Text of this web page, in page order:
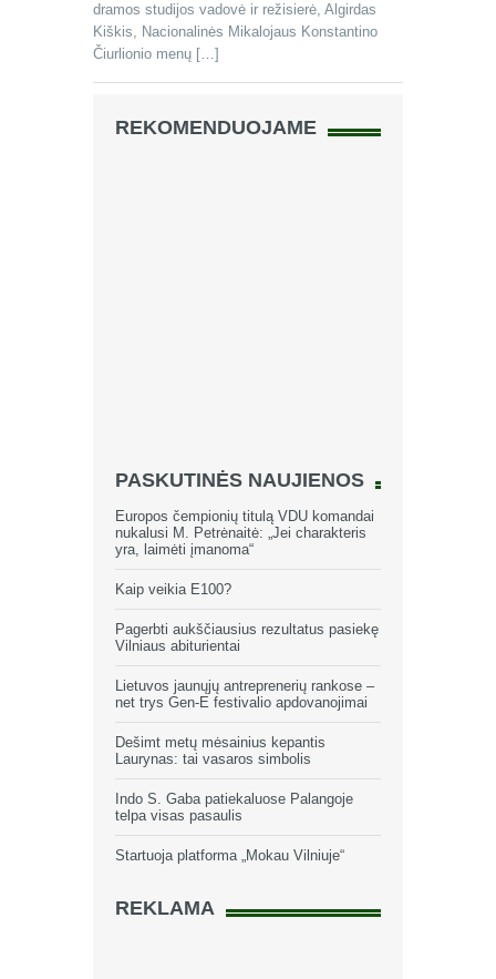
dramos studijos vadovė ir režisierė, Algirdas
Kiškis, Nacionalinės Mikalojaus Konstantino
Čiurlionio menų […]
REKOMENDUOJAME
PASKUTINĖS NAUJIENOS
Europos čempionių titulą VDU komandai
nukalusi M. Petrėnaitė: „Jei charakteris
yra, laimėti įmanoma“
Kaip veikia E100?
Pagerbti aukščiausius rezultatus pasiekę
Vilniaus abiturientai
Lietuvos jaunųjų antreprenerių rankose –
net trys Gen-E festivalio apdovanojimai
Dešimt metų mėsainius kepantis
Laurynas: tai vasaros simbolis
Indo S. Gaba patiekaluose Palangoje
telpa visas pasaulis
Startuoja platforma „Mokau Vilniuje“
REKLAMA